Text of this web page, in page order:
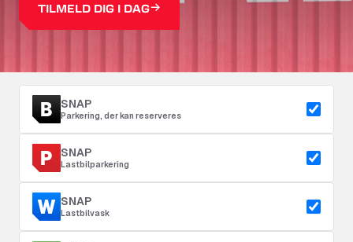
TILMELD DIG I DAG
SNAP
Parkering, der kan reserveres
SNAP
Lastbilparkering
SNAP
Lastbilvask